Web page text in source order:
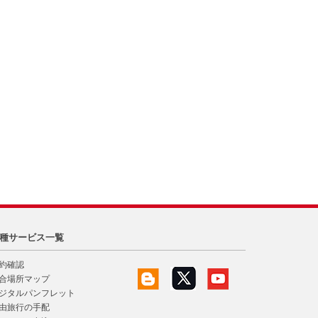
サービス一覧
確認
場所マップ
タルパンフレット
旅行の手配